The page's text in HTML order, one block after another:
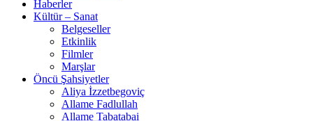
Haberler
Kültür – Sanat
Belgeseller
Etkinlik
Filmler
Marşlar
Öncü Şahsiyetler
Aliya İzzetbegoviç
Allame Fadlullah
Allame Tabatabai